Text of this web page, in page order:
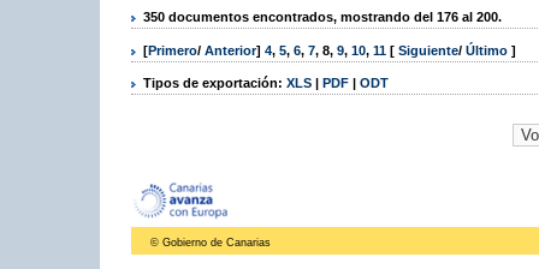
350 documentos encontrados, mostrando del 176 al 200.
[Primero/ Anterior] 4, 5, 6, 7, 8, 9, 10, 11 [ Siguiente/ Último ]
Tipos de exportación: XLS | PDF | ODT
© Gobierno de Canarias